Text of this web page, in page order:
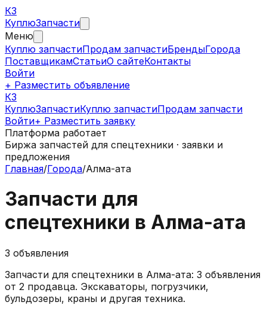
КЗ
КуплюЗапчасти
Меню
Куплю запчастиПродам запчастиБрендыГорода
ПоставщикамСтатьиО сайтеКонтакты
Войти
+ Разместить объявление
КЗ
КуплюЗапчастиКуплю запчастиПродам запчасти
Войти+ Разместить заявку
Платформа работает
Биржа запчастей для спецтехники · заявки и
предложения
Главная/Города/Алма-ата
Запчасти для
спецтехники в Алма-ата
3 объявления
Запчасти для спецтехники в Алма-ата: 3 объявления
от 2 продавца. Экскаваторы, погрузчики,
бульдозеры, краны и другая техника.